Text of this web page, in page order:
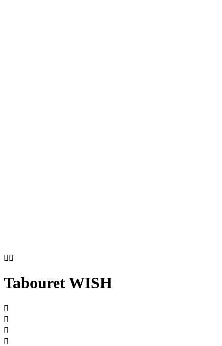
 
Tabouret WISH



